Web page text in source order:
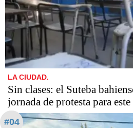
LA CIUDAD.
Sin clases: el Suteba
jornada de protesta para
#04